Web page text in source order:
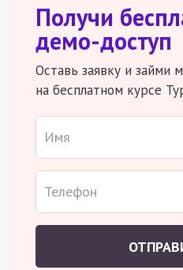
Получи
демо-доступ
Оставь заявку и займи
на бесплатном курсе